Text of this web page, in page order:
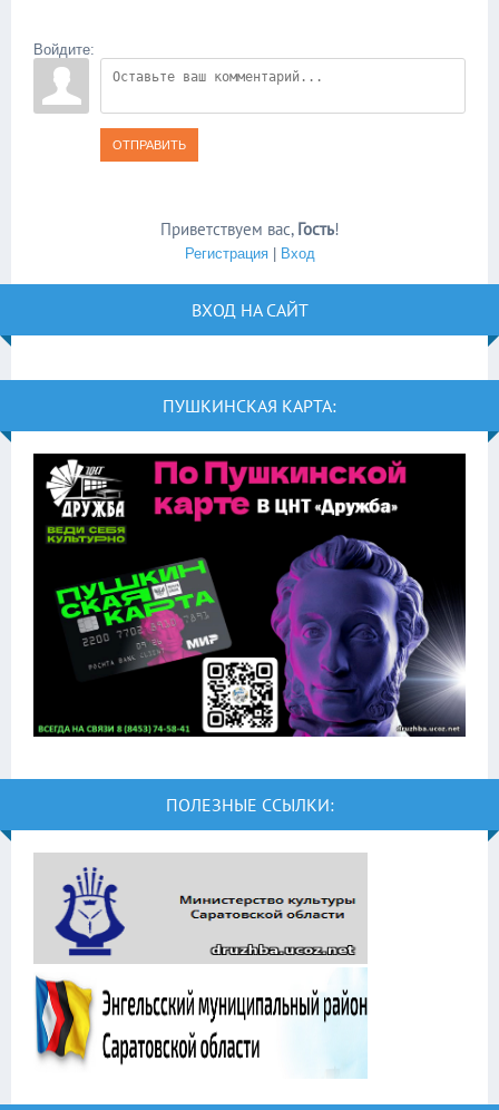
Войдите:
ОТПРАВИТЬ
Приветствуем вас, Гость!
Регистрация| Вход
ВХОД НА САЙТ
ПУШКИНСКАЯ КАРТА:
ПОЛЕЗНЫЕ ССЫЛКИ: